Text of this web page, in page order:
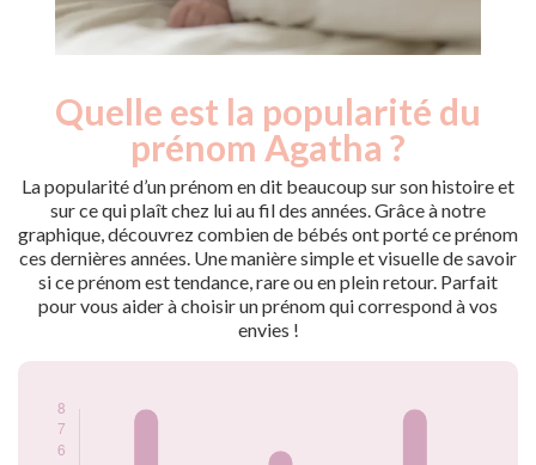
Quelle est la popularité du
prénom Agatha ?
La popularité d’un prénom en dit beaucoup sur son histoire et
sur ce qui plaît chez lui au fil des années. Grâce à notre
graphique, découvrez combien de bébés ont porté ce prénom
ces dernières années. Une manière simple et visuelle de savoir
si ce prénom est tendance, rare ou en plein retour. Parfait
pour vous aider à choisir un prénom qui correspond à vos
envies !
Popularité du
prénom Agatha par
année
Année
Nouveaux-
nés
2023
6
2024
8